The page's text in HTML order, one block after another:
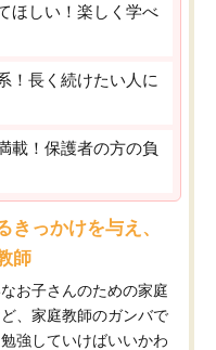
ほしい！楽しく学べ
！長く続けたい人に
載！保護者の方の負
っかけを与え、
師
お子さんのための家庭
、家庭教師のガンバで
強していけばいいかわ